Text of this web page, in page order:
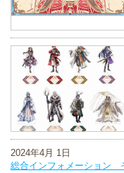
2024年4月 1日
総合インフォメーション